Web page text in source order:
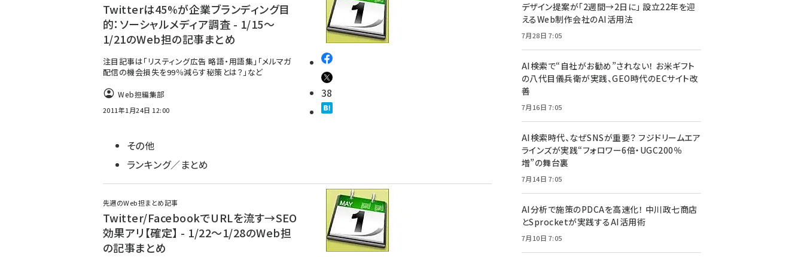
Twitterは45%が企業ブランディング目
的：ソーシャルメディア調査 - 1/15～
1/21のWeb担の記事まとめ
注目記事は「リスティング広告 略語・用語集」「メルマガ
配信の機会損失を99％減らす秘策とは？」など
Web担編集部
2011年1月24日 12:00
38
その他
ランキング／まとめ
先週のWeb担まとめ記事
Twitter/FacebookでURLを流す→SEO
効果アリ【確定】 - 1/22～1/28のWeb担
の記事まとめ
デザイン提案が「2週間→2日に」 設立22年を迎
えるWeb制作会社のAI活用法
7月28日 7:05
AI検索で“自社がお勧め”されない！ お米ギフト
の八代目儀兵衛が実践、GEO時代のECサイト改
善
7月16日 7:05
AI検索時代、なぜSNSが重要？ フジドリームエア
ラインズが実践“フォロワー6倍・UGC200％
増”の舞台裏
7月14日 7:05
AI分析で施策のPDCAを高速化！ 中川政七商店
とSprocketが実践するAI活用術
7月10日 7:05